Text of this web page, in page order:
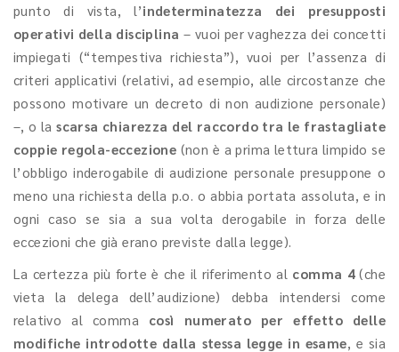
punto di vista, l’indeterminatezza dei presupposti
operativi della disciplina – vuoi per vaghezza dei concetti
impiegati (“tempestiva richiesta”), vuoi per l’assenza di
criteri applicativi (relativi, ad esempio, alle circostanze che
possono motivare un decreto di non audizione personale)
–, o lascarsa chiarezza del raccordo tra le frastagliate
coppie regola-eccezione (non è a prima lettura limpido se
l’obbligo inderogabile di audizione personale presuppone o
meno una richiesta della p.o. o abbia portata assoluta, e in
ogni caso se sia a sua volta derogabile in forza delle
eccezioni che già erano previste dalla legge).
La certezza più forte è che il riferimento al comma 4(che
vieta la delega dell’audizione) debba intendersi come
relativo al comma così numerato per effetto delle
modifiche introdotte dalla stessa legge in esame, e sia